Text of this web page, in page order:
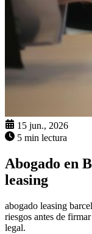
15 jun., 2026
5 min lectura
Abogado en
leasing
abogado leasing
riesgos antes de
legal.